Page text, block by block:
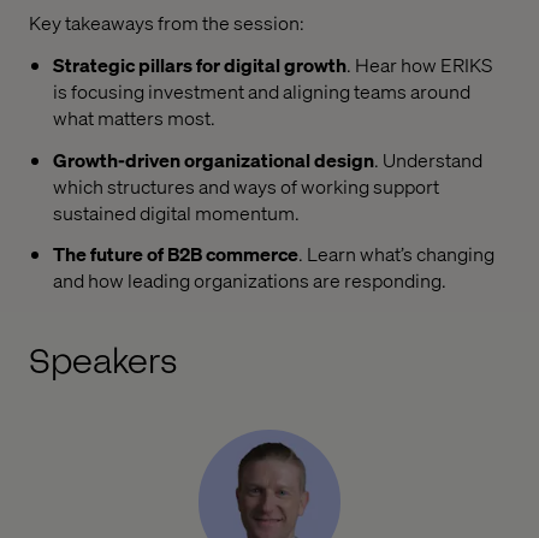
Key takeaways from the session:
Strategic pillars for digital growth. Hear how ERIKS
isfocusing investment and aligning teams around
what matters most.
Growth-drivenorganizationaldesign. Understand
whichstructures and ways of working support
sustained digital momentum.
The future of B2B commerce. Learnwhat’schanging
and how leadingorganizationsare responding.
Speakers